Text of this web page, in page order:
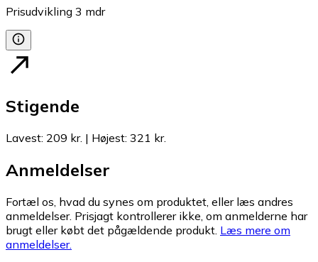
Prisudvikling 3 mdr
Stigende
Lavest: 209 kr. | Højest: 321 kr.
Anmeldelser
Fortæl os, hvad du synes om produktet, eller læs andres
anmeldelser. Prisjagt kontrollerer ikke, om anmelderne har
brugt eller købt det pågældende produkt. Læs mere om
anmeldelser.